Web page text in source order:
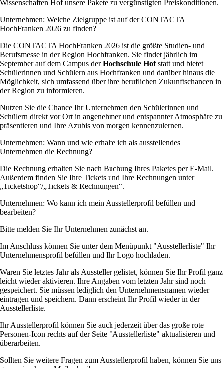
Wissenschaften Hof unsere Pakete zu vergünstigten Preiskonditionen.
Unternehmen: Welche Zielgruppe ist auf der CONTACTA
HochFranken 2026 zu finden?
Die CONTACTA HochFranken 2026 ist die größte Studien- und
Berufsmesse in der Region Hochfranken. Sie findet jährlich im
September auf dem Campus derHochschule Hofstatt und bietet
Schülerinnen und Schülern aus Hochfranken und darüber hinaus die
Möglichkeit, sich umfassend über ihre beruflichen Zukunftschancen in
der Region zu informieren.
Nutzen Sie die Chance Ihr Unternehmen den Schülerinnen und
Schülern direkt vor Ort in angenehmer und entspannter Atmosphäre zu
präsentieren und Ihre Azubis von morgen kennenzulernen.
Unternehmen: Wann und wie erhalte ich als ausstellendes
Unternehmen die Rechnung?
Die Rechnung erhalten Sie nach Buchung Ihres Paketes per E-Mail.
Außerdem finden Sie Ihre Tickets und Ihre Rechnungen unter
„Ticketshop“/„Tickets & Rechnungen“.
Unternehmen: Wo kann ich mein Ausstellerprofil befüllen und
bearbeiten?
Bitte melden Sie Ihr Unternehmen zunächst an.
Im Anschluss können Sie unter dem Menüpunkt "Ausstellerliste" Ihr
Unternehmensprofil befüllen und Ihr Logo hochladen.
Waren Sie letztes Jahr als Aussteller gelistet, können Sie Ihr Profil ganz
leicht wieder aktivieren. Ihre Angaben vom letzten Jahr sind noch
gespeichert. Sie müssen lediglich den Unternehmensnamen wieder
eintragen und speichern. Dann erscheint Ihr Profil wieder in der
Ausstellerliste.
Ihr Ausstellerprofil können Sie auch jederzeit über das große rote
Personen-Icon rechts auf der Seite "Ausstellerliste" aktualisieren und
überarbeiten.
Sollten Sie weitere Fragen zum Ausstellerprofil haben, können Sie uns